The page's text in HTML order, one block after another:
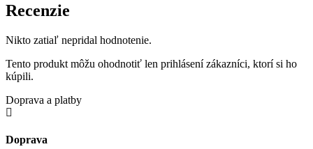
Recenzie
Nikto zatiaľ nepridal hodnotenie.
Tento produkt môžu ohodnotiť len prihlásení zákazníci, ktorí si ho
kúpili.
Doprava a platby
Doprava